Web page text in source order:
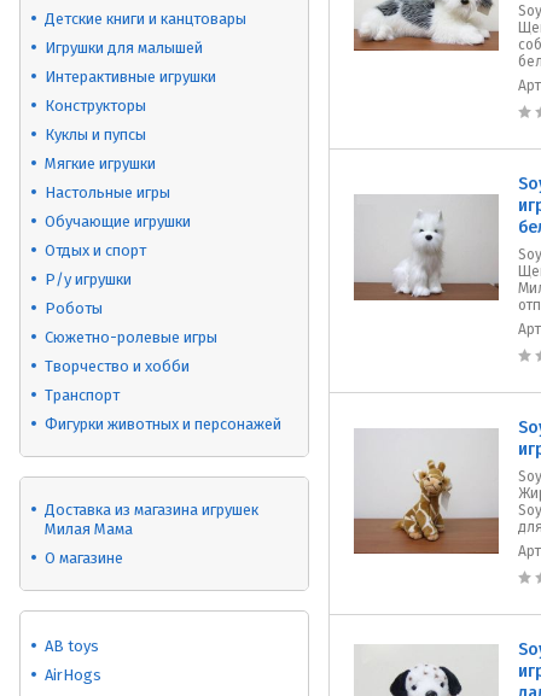
Детские книги и канцтовары
Игрушки для малышей
Интерактивные игрушки
Конструкторы
Куклы и пупсы
Мягкие игрушки
Настольные игры
Обучающие игрушки
Отдых и спорт
Р/у игрушки
Роботы
Сюжетно-ролевые игры
Творчество и хобби
Транспорт
Фигурки животных и персонажей
Доставка из магазина игрушек
Милая Мама
О магазине
AB toys
AirHogs